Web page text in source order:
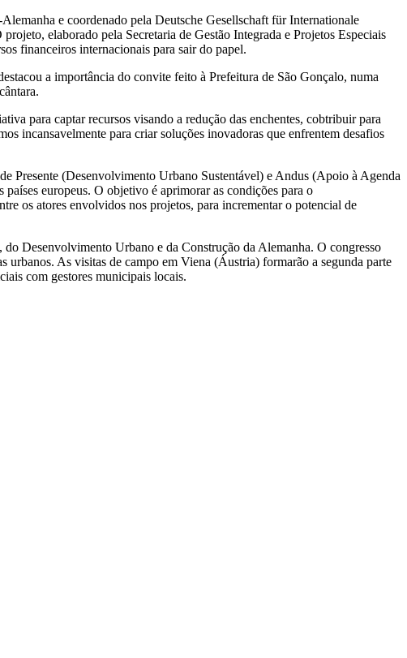
e coordenado pela Deutsche Gesellschaft für Internationale
elaborado pela Secretaria de Gestão Integrada e Projetos Especiais
financeiros internacionais para sair do papel.
a importância do convite feito à Prefeitura de São Gonçalo, numa
para captar recursos visando a redução das enchentes, cobtribuir para
incansavelmente para criar soluções inovadoras que enfrentem desafios
Presente (Desenvolvimento Urbano Sustentável) e Andus (Apoio à Agenda
europeus. O objetivo é aprimorar as condições para o
os atores envolvidos nos projetos, para incrementar o potencial de
Desenvolvimento Urbano e da Construção da Alemanha. O congresso
urbanos. As visitas de campo em Viena (Áustria) formarão a segunda parte
com gestores municipais locais.